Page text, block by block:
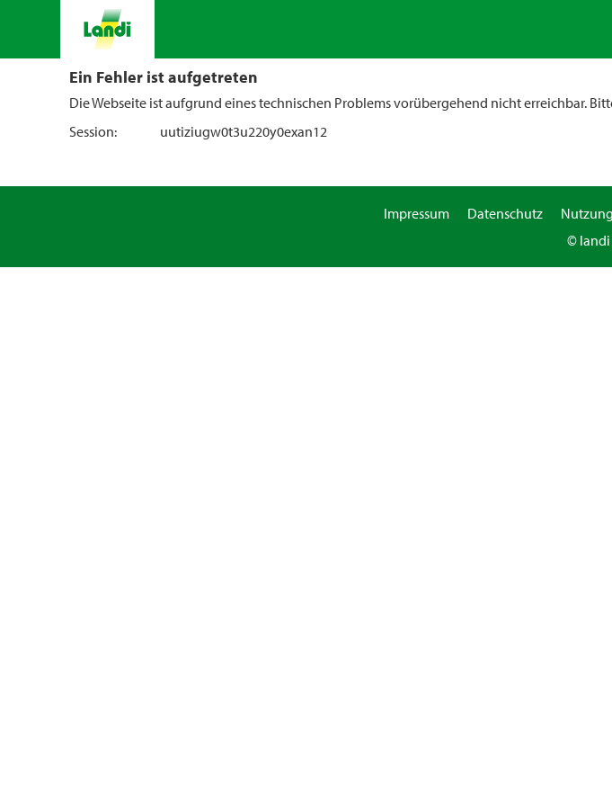
Ein Fehler ist aufgetreten
Die Webseite ist aufgrund eines technischen Problems vorübergehend nicht erreichbar.
Session:
uutiziugw0t3u220y0exan12
Impressum Datenschutz
© landi